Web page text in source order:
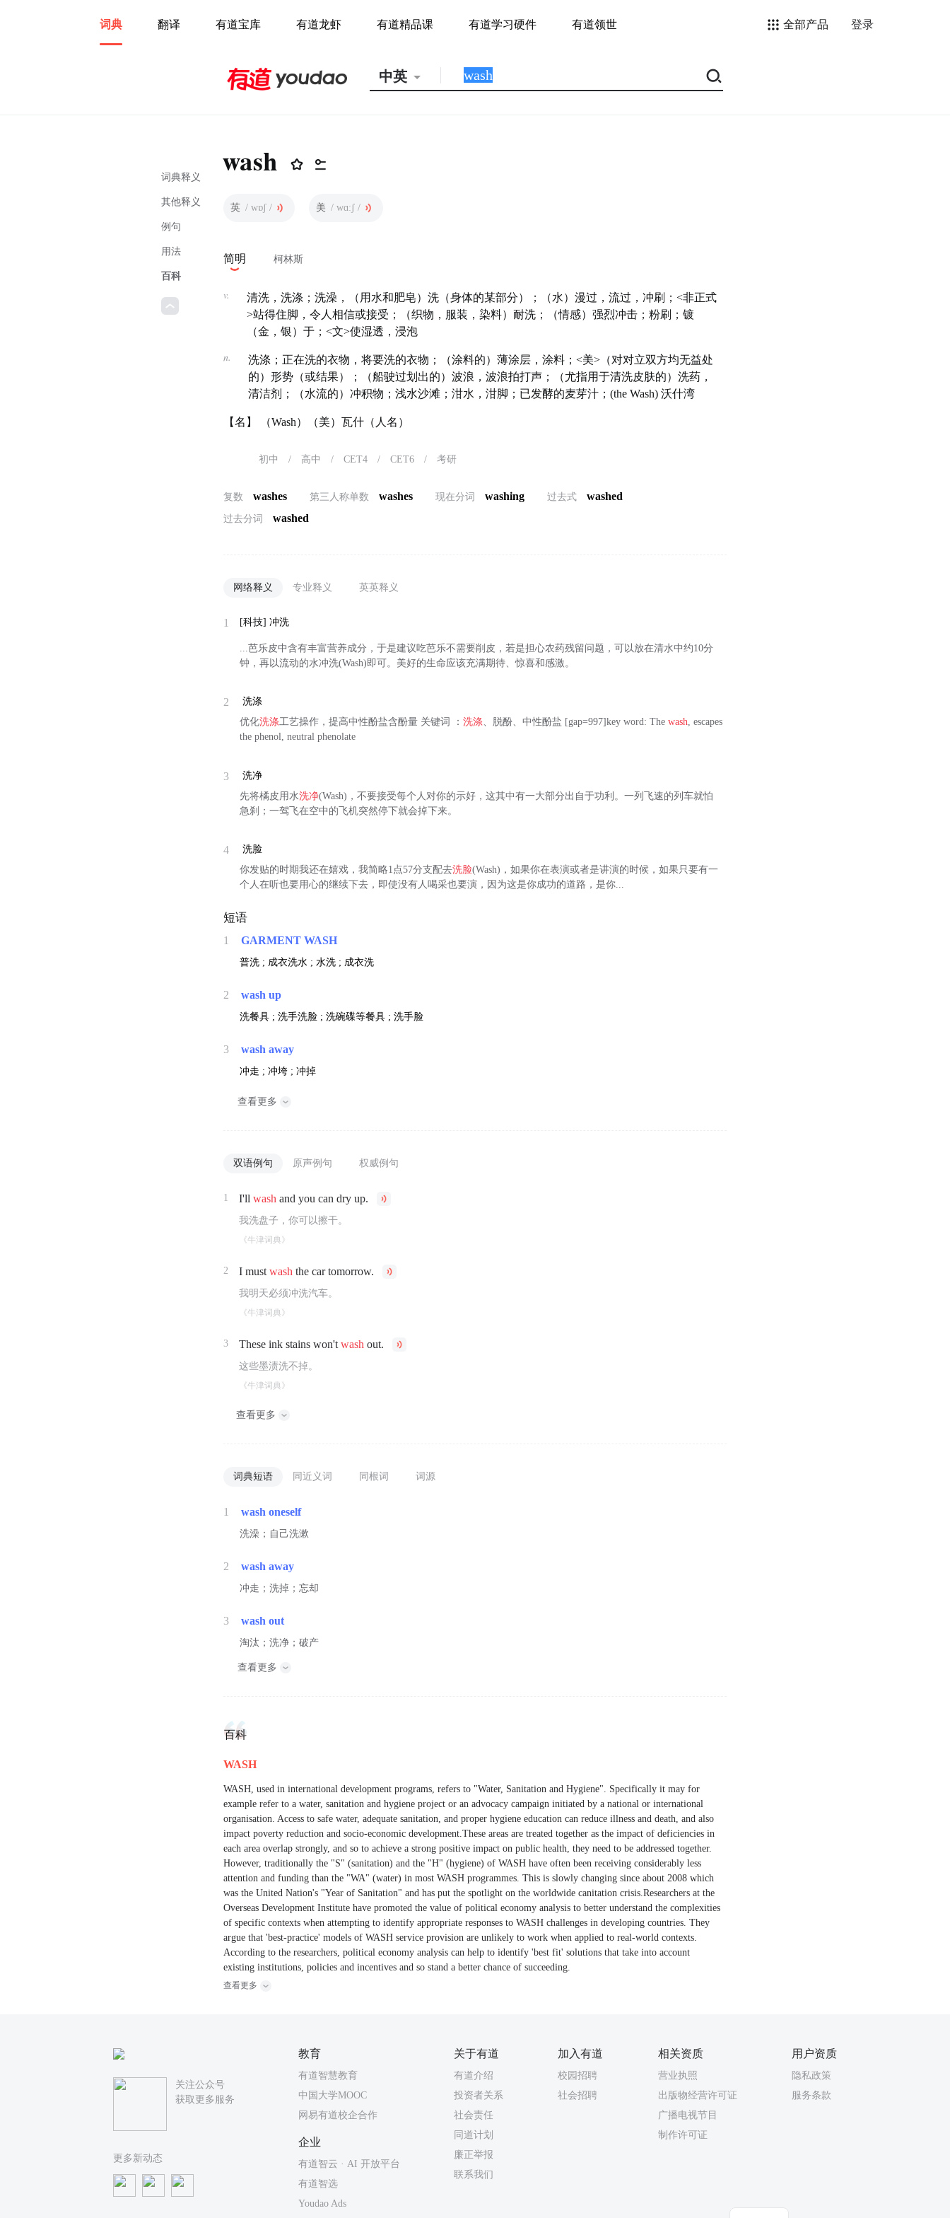
词典 翻译 有道宝库 有道龙虾 有道精品课 有道学习硬件 有道领世 全部产品 登录
中英
词典释义
其他释义
例句
用法
百科
wash
英 / wɒʃ / 美 / wɑːʃ /
简明 柯林斯
v.
清洗，洗涤；洗澡，（用水和肥皂）洗（身体的某部分）；（水）漫过，流过，冲刷；<非正式
>站得住脚，令人相信或接受；（织物，服装，染料）耐洗；（情感）强烈冲击；粉刷；镀
（金，银）于；<文>使湿透，浸泡
n.
洗涤；正在洗的衣物，将要洗的衣物；（涂料的）薄涂层，涂料；<美>（对对立双方均无益处
的）形势（或结果）；（船驶过划出的）波浪，波浪拍打声；（尤指用于清洗皮肤的）洗药，
清洁剂；（水流的）冲积物；浅水沙滩；泔水，泔脚；已发酵的麦芽汁；(the Wash) 沃什湾
【名】 （Wash）（美）瓦什（人名）
初中 / 高中 / CET4 / CET6 / 考研
复数 washes 第三人称单数 washes 现在分词 washing 过去式 washed
过去分词 washed
网络释义 专业释义 英英释义
1 [科技] 冲洗
...芭乐皮中含有丰富营养成分，于是建议吃芭乐不需要削皮，若是担心农药残留问题，可以放在清水中约10分
钟，再以流动的水冲洗(Wash)即可。美好的生命应该充满期待、惊喜和感激。
2
洗涤
优化洗涤工艺操作，提高中性酚盐含酚量 关键词 ：洗涤、脱酚、中性酚盐 [gap=997]key word: Thewash, escapes
the phenol, neutral phenolate
3
洗净
先将橘皮用水洗净(Wash)，不要接受每个人对你的示好，这其中有一大部分出自于功利。一列飞速的列车就怕
急刹；一驾飞在空中的飞机突然停下就会掉下来。
4
洗脸
你发贴的时期我还在嬉戏，我简略1点57分支配去洗脸(Wash)，如果你在表演或者是讲演的时候，如果只要有一
个人在听也要用心的继续下去，即使没有人喝采也要演，因为这是你成功的道路，是你...
短语
1 GARMENT WASH
普洗 ; 成衣洗水 ; 水洗 ; 成衣洗
2 wash up
洗餐具 ; 洗手洗脸 ; 洗碗碟等餐具 ; 洗手脸
3 wash away
冲走 ; 冲垮 ; 冲掉
查看更多
双语例句 原声例句 权威例句
1 I'llwash and you can dry up.
我洗盘子，你可以擦干。
《牛津词典》
2 I mustwash the car tomorrow.
我明天必须冲洗汽车。
《牛津词典》
3 These ink stains won'twash out.
这些墨渍洗不掉。
《牛津词典》
查看更多
词典短语 同近义词 同根词 词源
1 wash oneself
洗澡；自己洗漱
2 wash away
冲走；洗掉；忘却
3 wash out
淘汰；洗净；破产
查看更多
百科
WASH
WASH, used in international development programs, refers to "Water, Sanitation and Hygiene". Specifically it may for
example refer to a water, sanitation and hygiene project or an advocacy campaign initiated by a national or international
organisation. Access to safe water, adequate sanitation, and proper hygiene education can reduce illness and death, and also
impact poverty reduction and socio-economic development.These areas are treated together as the impact of deficiencies in
each area overlap strongly, and so to achieve a strong positive impact on public health, they need to be addressed together.
However, traditionally the "S" (sanitation) and the "H" (hygiene) of WASH have often been receiving considerably less
attention and funding than the "WA" (water) in most WASH programmes. This is slowly changing since about 2008 which
was the United Nation's "Year of Sanitation" and has put the spotlight on the worldwide canitation crisis.Researchers at the
Overseas Development Institute have promoted the value of political economy analysis to better understand the complexities
of specific contexts when attempting to identify appropriate responses to WASH challenges in developing countries. They
argue that 'best-practice' models of WASH service provision are unlikely to work when applied to real-world contexts.
According to the researchers, political economy analysis can help to identify 'best fit' solutions that take into account
existing institutions, policies and incentives and so stand a better chance of succeeding.
查看更多
关注公众号
获取更多服务
更多新动态
教育
有道智慧教育
中国大学MOOC
网易有道校企合作
关于有道
有道介绍
投资者关系
社会责任
同道计划
廉正举报
联系我们
加入有道
校园招聘
社会招聘
相关资质
营业执照
出版物经营许可证
广播电视节目
制作许可证
用户资质
隐私政策
服务条款
企业
有道智云 · AI 开放平台
有道智选
Youdao Ads